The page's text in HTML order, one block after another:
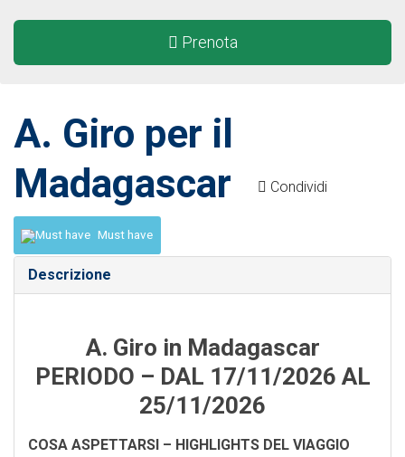
Prenota
A. Giro per il
Madagascar
Condividi
Must have
Descrizione
A. Giro in Madagascar
PERIODO – DAL 17/11/2026 AL
25/11/2026
COSA ASPETTARSI – HIGHLIGHTS DEL VIAGGIO